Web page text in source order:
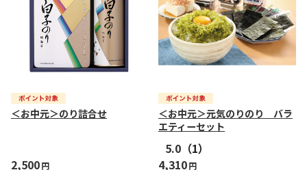
＜お中元＞のり詰合せ
2,500円
＜お中元＞元気のりのり バラ
エティーセット
5.0 （1）
4,310円